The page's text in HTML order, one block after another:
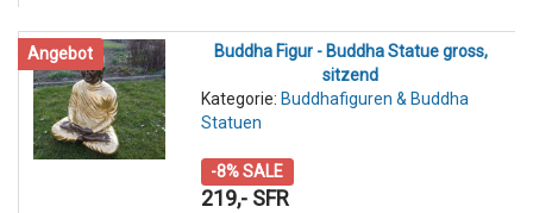
Angebot
Buddha Figur - Buddha Statue gross,
sitzend
Kategorie: Buddhafiguren & Buddha
Statuen
-8% SALE
219,- SFR